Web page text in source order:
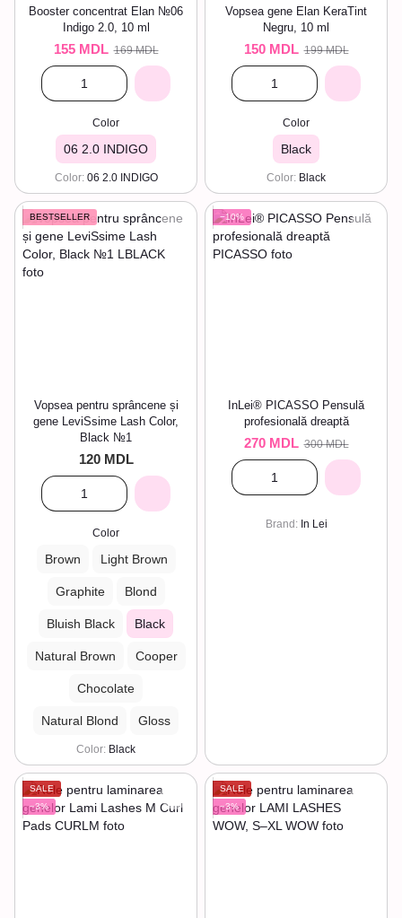
Booster concentrat Elan №06
Indigo 2.0, 10 ml
155 MDL 169 MDL
Color
06 2.0 INDIGO
Color 06 2.0 INDIGO
Vopsea gene Elan KeraTint
Negru, 10 ml
150 MDL 199 MDL
Color
Black
Color Black
BESTSELLER
Vopsea pentru sprâncene și
gene LeviSsime Lash Color,
Black №1
120 MDL
Color
Brown Light Brown
Graphite Blond
Bluish Black Black
Natural Brown Cooper
Chocolate
Natural Blond Gloss
Color Black
−10%
InLei® PICASSO Pensulă
profesională dreaptă
270 MDL 300 MDL
Brand In Lei
SALE
−3%
SALE
−3%